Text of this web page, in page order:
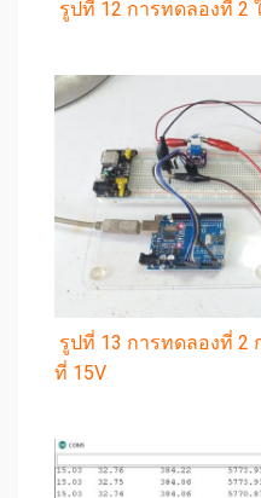
รูปที่ 12 การทดลองที่ 2
รูปที่ 13 การทดลองที่ 2
ที่ 15V